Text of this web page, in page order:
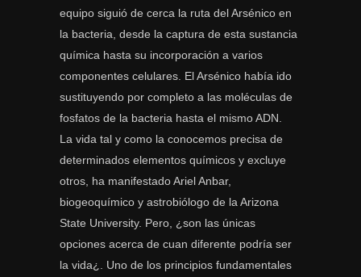
equipo siguió de cerca la ruta del Arsénico en
la bacteria, desde la captura de esta sustancia
química hasta su incorporación a varios
componentes celulares. El Arsénico había ido
sustituyendo por completo a las moléculas de
fosfatos de la bacteria hasta el mismo ADN.
La vida tal y como la conocemos precisa de
determinados elementos químicos y excluye
otros, ha manifestado Ariel Anbar,
biogeoquímico y astrobiólogo de la Arizona
State University. Pero, ¿son las únicas
opciones acerca de cuan diferente podría ser
la vida¿. Uno de los principios fundamentales